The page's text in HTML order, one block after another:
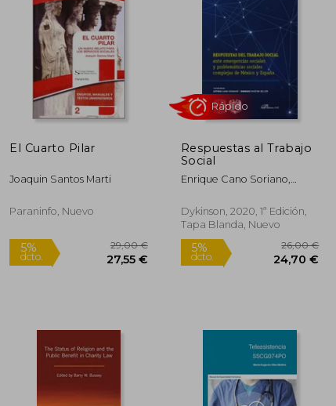
El Cuarto Pilar
Joaquin Santos Marti
Paraninfo, Nuevo
5%
dcto.
Respuestas al Trabajo
Social
Enrique Cano Soriano,
Dykinson, 2020, 1ª Edición,
Tapa Blanda, Nuevo
5%
dcto.
Rápido